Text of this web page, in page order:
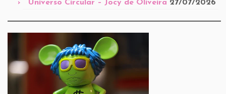
Universo Circular – Jocy de Oliveira 27/07/2026